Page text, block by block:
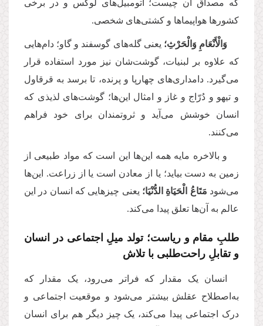
که مصداق آن چیست؛ اتومبیل‌های لوکس و در برخی
کشورها هواپیماها و کشتی‌های شخصی.
وَالْأَنْعَامِ وَالْحَرْثِ؛ یعنی گله‌های گوسفند و گاو؛ دام‌هایی
که علاوه بر لبنیات، گوشت‌شان نیز مورد استفاده قرار
می‌گیرد. دامداری‌های چهارپا و پرنده، تا برسد به قرقاول
و تیهو و دُرّاج و غاز و امثال این‌ها؛ گوشت‌های لذیذی که
انسان خوشش می‌آید و ثروتمندان برای خود فراهم
می‌کنند.
و بالاخره مایه همه این‌ها این است که مواد طبیعی از
زمین به دست بیاید؛ یا از معادن است یا از زراعت. این‌ها
می‌شود مَتَاعُ الْحَيَاةِ الدُّنْيَا؛ یعنی چیزهایی که انسان در این
عالم به آن‌ها تعلق پیدا می‌کند.
طلبِ مقام و ریاست؛ تولد میلِ اجتماعی در انسان
و تقابلِ راحت‌طلبی با تلاش
انسان یک مقدار که فراتر می‌رود، یک مقدار که
به‌اصطلاح عقلش بیشتر می‌شود و موقعیت اجتماعی و
درک اجتماعی پیدا می‌کند، یک چیز دیگر هم برای انسان